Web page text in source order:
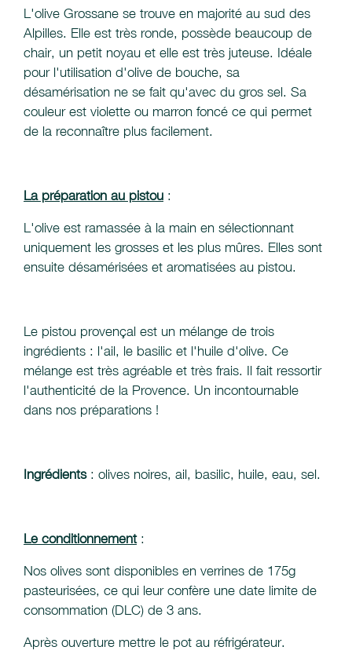
L'olive Grossane se trouve en majorité au sud des
Alpilles. Elle est très ronde, possède beaucoup de
chair, un petit noyau et elle est très juteuse. Idéale
pour l'utilisation d'olive de bouche, sa
désamérisation ne se fait qu'avec du gros sel. Sa
couleur est violette ou marron foncé ce qui permet
de la reconnaître plus facilement.
La préparation au pistou :
L'olive est ramassée à la main en sélectionnant
uniquement les grosses et les plus mûres. Elles sont
ensuite désamérisées et aromatisées au pistou.
Le pistou provençal est un mélange de trois
ingrédients : l'ail, le basilic et l'huile d'olive. Ce
mélange est très agréable et très frais. Il fait ressortir
l'authenticité de la Provence. Un incontournable
dans nos préparations !
Ingrédients: olives noires, ail, basilic, huile, eau, sel.
Le conditionnement:
Nos olives sont disponibles en verrines de 175g
pasteurisées, ce qui leur confère une date limite de
consommation (DLC) de 3 ans.
Après ouverture mettre le pot au réfrigérateur.